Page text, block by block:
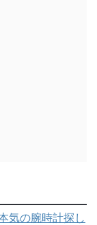
気の腕時計探し